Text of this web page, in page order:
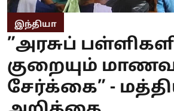
இந்தியா
”அரசுப்
குறையும்
சேர்க்கை” -